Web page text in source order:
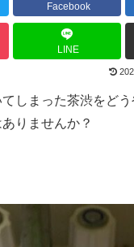
Facebook
LINE
しまった茶渋をど
りませんか？